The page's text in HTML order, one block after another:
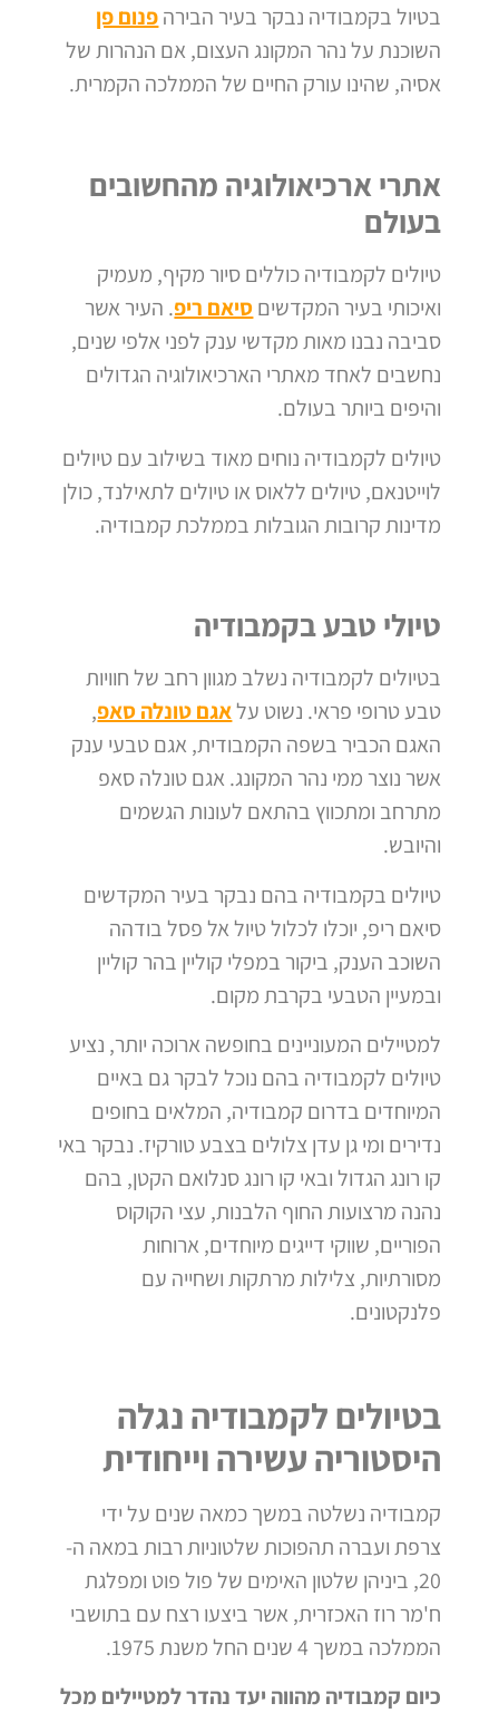
בטיול בקמבודיה נבקר בעיר הבירהפנום פן
השוכנת על נהר המקונג העצום, אם הנהרות של
אסיה, שהינו עורק החיים של הממלכה הקמרית.
אתרי ארכיאולוגיה מהחשובים
בעולם
טיולים לקמבודיה כוללים סיור מקיף, מעמיק
ואיכותי בעיר המקדשיםסיאם ריפ. העיר אשר
סביבה נבנו מאות מקדשי ענק לפני אלפי שנים,
נחשבים לאחד מאתרי הארכיאולוגיה הגדולים
והיפים ביותר בעולם.
טיולים לקמבודיה נוחים מאוד בשילוב עם טיולים
לוייטנאם, טיולים ללאוס או טיולים לתאילנד, כולן
מדינות קרובות הגובלות בממלכת קמבודיה.
טיולי טבע בקמבודיה
בטיולים לקמבודיה נשלב מגוון רחב של חוויות
טבע טרופי פראי. נשוט עלאגם טונלה סאפ,
האגם הכביר בשפה הקמבודית, אגם טבעי ענק
אשר נוצר ממי נהר המקונג. אגם טונלה סאפ
מתרחב ומתכווץ בהתאם לעונות הגשמים
והיובש.
טיולים בקמבודיה בהם נבקר בעיר המקדשים
סיאם ריפ, יוכלו לכלול טיול אל פסל בודהה
השוכב הענק, ביקור במפלי קוליין בהר קוליין
ובמעיין הטבעי בקרבת מקום.
למטיילים המעוניינים בחופשה ארוכה יותר, נציע
טיולים לקמבודיה בהם נוכל לבקר גם באיים
המיוחדים בדרום קמבודיה, המלאים בחופים
נדירים ומי גן עדן צלולים בצבע טורקיז. נבקר באי
קו רונג הגדול ובאי קו רונג סנלואם הקטן, בהם
נהנה מרצועות החוף הלבנות, עצי הקוקוס
הפוריים, שווקי דייגים מיוחדים, ארוחות
מסורתיות, צלילות מרתקות ושחייה עם
פלנקטונים.
בטיולים לקמבודיה נגלה
היסטוריה עשירה וייחודית
קמבודיה נשלטה במשך כמאה שנים על ידי
צרפת ועברה תהפוכות שלטוניות רבות במאה ה-
20, ביניהן שלטון האימים של פול פוט ומפלגת
ח'מר רוז האכזרית, אשר ביצעו רצח עם בתושבי
הממלכה במשך 4 שנים החל משנת 1975.
כיום קמבודיה מהווה יעד נהדר למטיילים מכל